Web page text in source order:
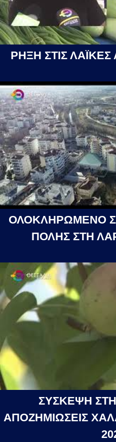
ΡΗΞΗ ΣΤΙΣ ΛΑΪΚΕΣ
ΟΛΟΚΛΗΡΩΜΕΝΟ
ΠΟΛΗΣ ΣΤΗ
ΣΥΣΚΕΨΗ
ΑΠΟΖΗΜΙΩΣΕΙΣ